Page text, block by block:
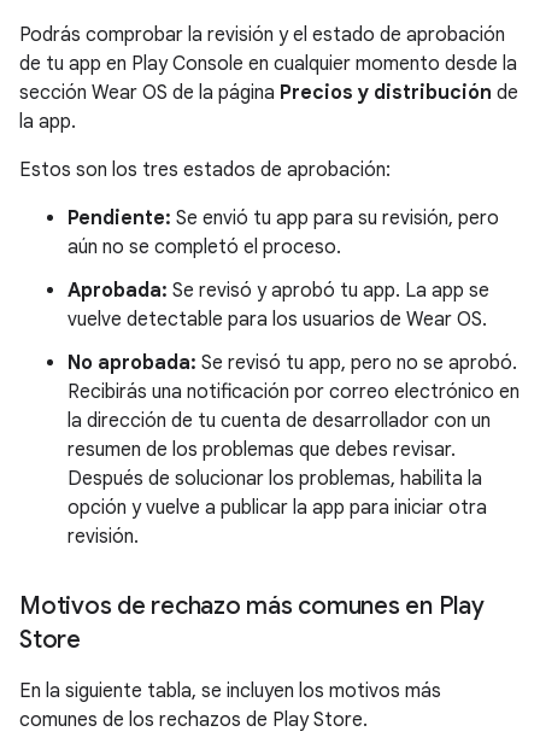
Podrás comprobar la revisión y el estado de aprobación
de tu app en Play Console en cualquier momento desde la
sección Wear OS de la página Precios y distribución de
la app.
Estos son los tres estados de aprobación:
Pendiente: Se envió tu app para su revisión, pero
aún no se completó el proceso.
Aprobada: Se revisó y aprobó tu app. La app se
vuelve detectable para los usuarios de Wear OS.
No aprobada: Se revisó tu app, pero no se aprobó.
Recibirás una notificación por correo electrónico en
la dirección de tu cuenta de desarrollador con un
resumen de los problemas que debes revisar.
Después de solucionar los problemas, habilita la
opción y vuelve a publicar la app para iniciar otra
revisión.
Motivos de rechazo más comunes en Play
Store
En la siguiente tabla, se incluyen los motivos más
comunes de los rechazos de Play Store.